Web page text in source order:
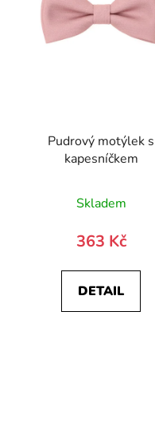
Pudrový motýlek s
kapesníčkem
Skladem
363 Kč
DETAIL